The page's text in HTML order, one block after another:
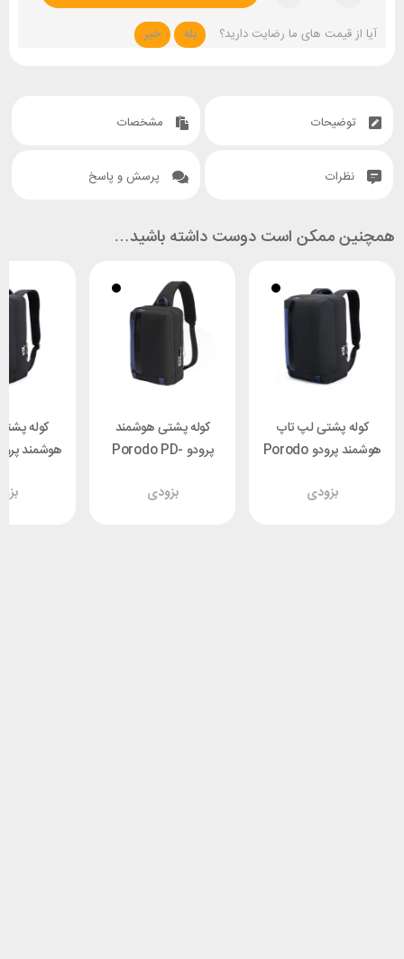
آیا از قیمت های ما رضایت دارید؟ بله خیر
توضیحات مشخصات
نظرات پرسش و پاسخ
همچنین ممکن است دوست داشته باشید…
کوله پشتی لپ تاپ
هوشمند پرودو Porodo
بزودی
کوله پشتی هوشمند
پرودو Porodo PD-
بزودی
کوله